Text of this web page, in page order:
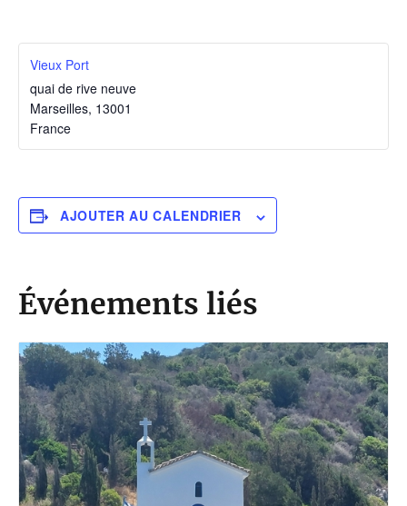
Vieux Port
quai de rive neuve
Marseilles, 13001
France
AJOUTER AU CALENDRIER
Événements liés